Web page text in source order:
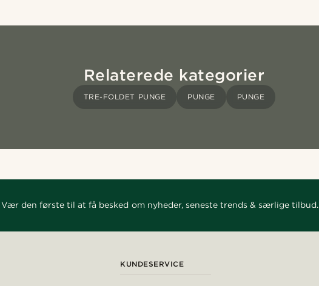
Relaterede kategorier
TRE-FOLDET PUNGE PUNGE PUNGE
Vær den første til at få besked om nyheder, seneste trends & særlige tilbud.
KUNDESERVICE